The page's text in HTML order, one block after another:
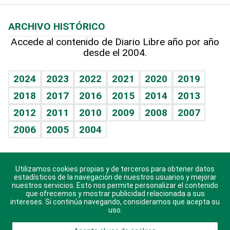
Hablando con el pediatra
Vida y familia
Eñe
Celebrando la vida
Sin complejos
En pocas palabras
Escuchando al corazón
Economía Personal
Línea de hit
TBT Deportivo
Hecho en casa
Guía del dinero
Cumpleaños
Horóscopos
Crucigramas
ARCHIVO HISTÓRICO
Accede al contenido de Diario Libre año por año
desde el 2004.
2024 2023 2022 2021 2020
2019
2018
2017 2016 2015 2014
2013
2012
2011 2010 2009 2008
2007
2006
2005 2004
Descarga nuestras aplicaciones para Android, iOS y
sistema Huawei.
Utilizamos cookies propias y de terceros para obtener datos
estadísticos de la navegación de nuestros usuarios y mejorar
nuestros servicios. Esto nos permite personalizar el contenido
que ofrecemos y mostrar publicidad relacionada a sus
intereses. Si continúa navegando, consideramos que acepta su
uso.